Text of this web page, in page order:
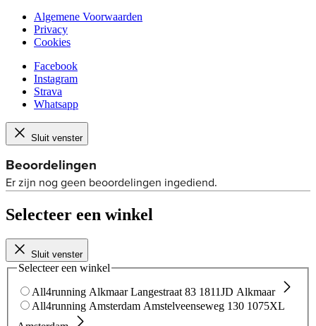
Algemene Voorwaarden
Privacy
Cookies
Facebook
Instagram
Strava
Whatsapp
Sluit venster
Selecteer een winkel
Sluit venster
Selecteer een winkel
All4running Alkmaar Langestraat 83 1811JD Alkmaar
All4running Amsterdam Amstelveenseweg 130 1075XL